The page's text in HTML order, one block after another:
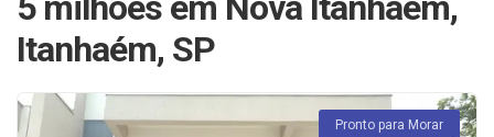
Itanhaém, SP
Pronto para Morar